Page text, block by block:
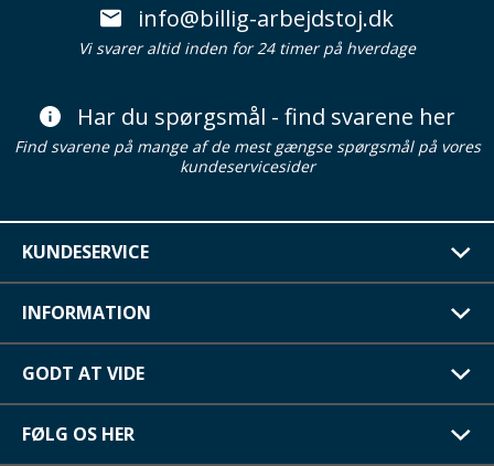
info@billig-arbejdstoj.dk
Vi svarer altid inden for 24 timer på hverdage
Har du spørgsmål - find svarene her
Find svarene på mange af de mest gængse spørgsmål på vores
kundeservicesider
KUNDESERVICE
INFORMATION
GODT AT VIDE
FØLG OS HER